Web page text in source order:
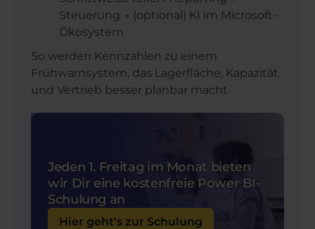
Steuerung → (optional) KI im Microsoft-
Ökosystem
So werden Kennzahlen zu einem
Frühwarnsystem, das Lagerfläche, Kapazität
und Vertrieb besser planbar macht.
Jeden 1. Freitag im Monat bieten
wir Dir eine kostenfreie Power BI-
Schulung an
Hier geht's zur Schulung